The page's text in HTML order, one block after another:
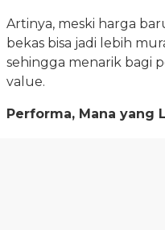
Artinya, meski harga
bekas bisa jadi lebih
sehingga menarik bagi
value.
Performa, Mana yang